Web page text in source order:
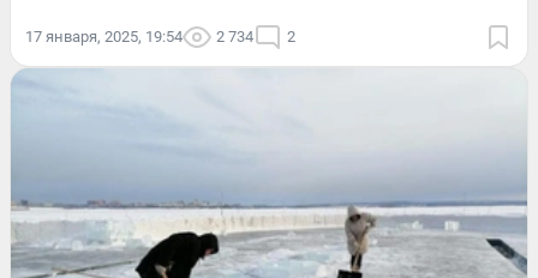
17 января, 2025, 19:54 2 734 2